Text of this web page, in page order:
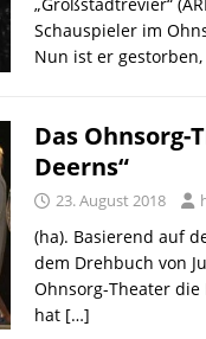
Schauspieler im
Nun ist er gestorben,
Das Ohnsorg-
Deerns“
23. August 2018
(ha). Basierend auf
dem Drehbuch von
Ohnsorg-Theater die
hat […]